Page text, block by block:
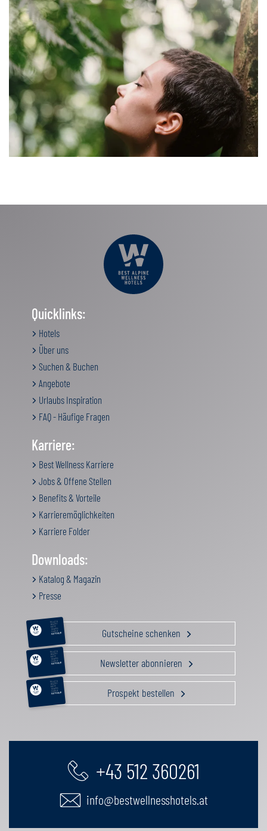
Quicklinks:
Hotels
Über uns
Suchen & Buchen
Angebote
Urlaubs Inspiration
FAQ - Häufige Fragen
Karriere:
Best Wellness Karriere
Jobs & Offene Stellen
Benefits & Vorteile
Karrieremöglichkeiten
Karriere Folder
Downloads:
Katalog & Magazin
Presse
RELAX &
BEAUTY
AKTIV
GENUSS
FAMILIE
GUTSCHEIN Gutscheine schenken
RELAX &
BEAUTY
AKTIV
GENUSS
FAMILIE
GUTSCHEIN Newsletter abonnieren
RELAX &
BEAUTY
AKTIV
GENUSS
FAMILIE
GUTSCHEIN Prospekt bestellen
+43 512 360261
info@bestwellnesshotels.at